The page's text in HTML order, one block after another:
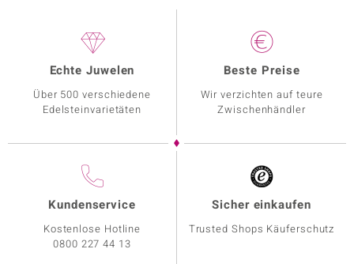
Echte Juwelen
Über 500 verschiedene
Edelsteinvarietäten
Beste Preise
Wir verzichten auf teure
Zwischenhändler
Kundenservice
Kostenlose Hotline
0800 227 44 13
Sicher einkaufen
Trusted Shops Käuferschutz